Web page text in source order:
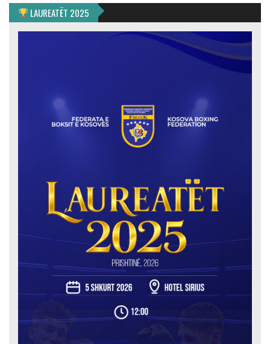
LAUREATËT 2025